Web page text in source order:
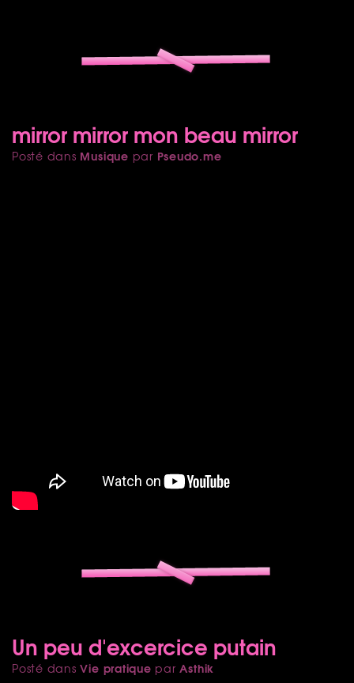
mirror mirror mon beau mirror
Posté dans Musique par Pseudo.me
Un peu d'excercice putain
Posté dansVie pratique parAsthik